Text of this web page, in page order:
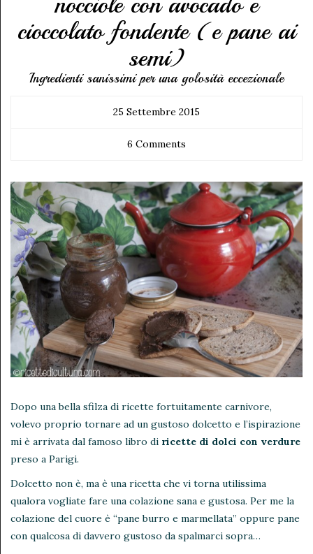
cioccolato fondente (e pane ai
semi)
Ingredienti sanissimi per una golosità eccezionale
25 Settembre 2015
6 Comments
Dopo una bella sfilza di ricette fortuitamente carnivore,
volevo proprio tornare ad un gustoso dolcetto e l’ispirazione
mi è arrivata dal famoso libro di ricette di dolci con verdure
preso a Parigi.
Dolcetto non è, ma è una ricetta che vi torna utilissima
qualora vogliate fare una colazione sana e gustosa. Per me la
colazione del cuore è “pane burro e marmellata” oppure pane
con qualcosa di davvero gustoso da spalmarci sopra…